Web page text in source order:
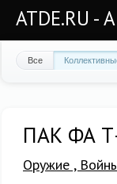
ATDE.RU -
Все
ПАК ФА Т-
Оружие ,